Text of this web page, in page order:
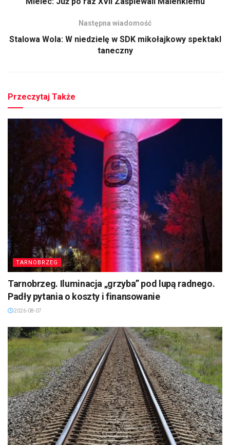
Następna wiadomość
Stalowa Wola: W niedzielę w SDK mikołajkowy spektakl
taneczny
Przeczytaj Także
TARNOBRZEG
Tarnobrzeg. Iluminacja „grzyba” pod lupą radnego.
Padły pytania o koszty i finansowanie
2026-08-07